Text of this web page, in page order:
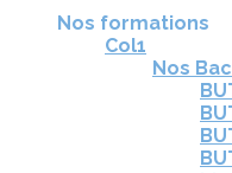
Nos formations
Col1
Nos